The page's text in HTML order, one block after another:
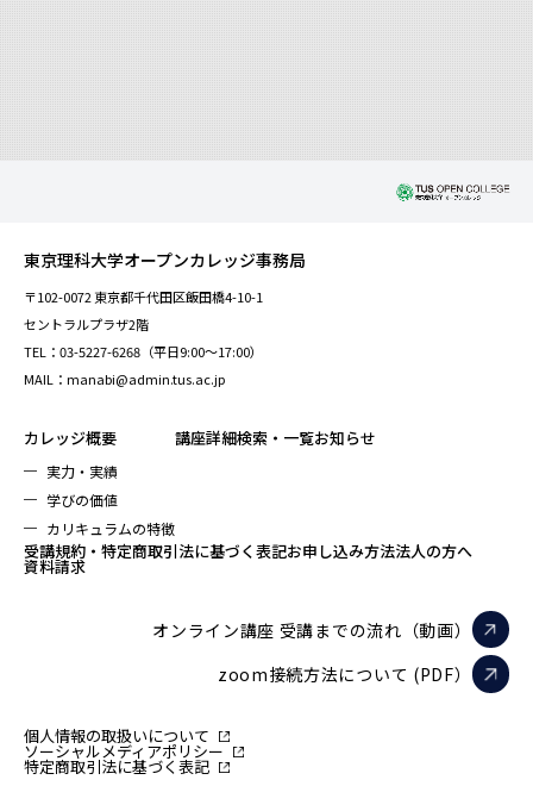
東京理科大学オープンカレッジ事務局
〒102-0072 東京都千代田区飯田橋4-10-1
セントラルプラザ2階
TEL：03-5227-6268（平日9:00～17:00）
MAIL：manabi@admin.tus.ac.jp
カレッジ概要
実力・実績
学びの価値
カリキュラムの特徴
講座詳細検索・一覧お知らせ
受講規約・特定商取引法に基づく表記お申し込み方法法人の方へ
資料請求
オンライン講座 受講までの流れ（動画）
zoom接続方法について (PDF）
個人情報の取扱いについて
ソーシャルメディアポリシー
特定商取引法に基づく表記